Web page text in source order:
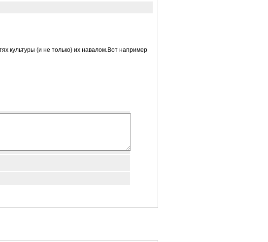
культуры (и не только) их навалом.Вот например